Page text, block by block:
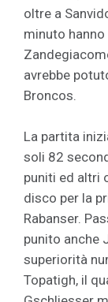
oltre a
minuto
avrebbe
Broncos.
La partita
soli 82
puniti ed altri
disco per la
Rabanser.
punito anche
superiorità
Topatigh, il